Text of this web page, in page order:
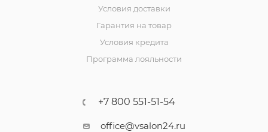
Условия доставки
Гарантия на товар
Условия кредита
Программа лояльности
+7 800 551-51-54
office@vsalon24.ru